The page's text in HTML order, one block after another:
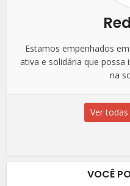
Estamos empenhados
ativa e solidária que possa
na
Ver
VOCÊ